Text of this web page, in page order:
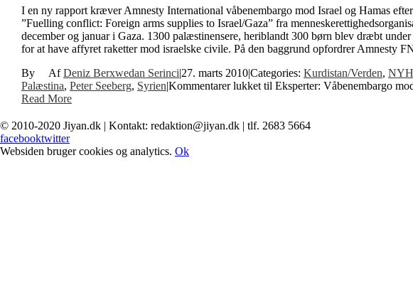
I en ny rapport kræver Amnesty International våbenembargo mod Israel og Hamas
”Fuelling conflict: Foreign arms supplies to Israel/Gaza” fra
december og januar i Gaza. 1300 palæstinensere, heriblandt 300 børn blev dræbt
for at have affyret raketter mod israelske civile. På den baggrund opfordrer Amnesty
By
Deniz Berxwedan Serinci|27. marts 2010|Categories: Kurdistan/Verden,
Palæstina, Peter Seeberg, Syrien|Kommentarer lukket til Eksperter: Våbenembargo
Read More
© 2010-2020 Jiyan.dk | Kontakt: redaktion@jiyan.dk | tlf. 2683 5664
facebooktwitter
Websiden bruger cookies og analytics. Ok